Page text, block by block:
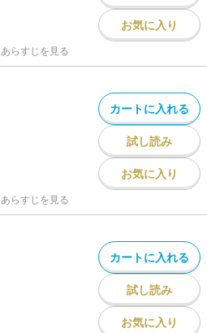
お気に入り
あらすじを見る
カートに入れる
試し読み
お気に入り
あらすじを見る
カートに入れる
試し読み
お気に入り